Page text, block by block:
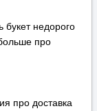
недорого
про
про доставка